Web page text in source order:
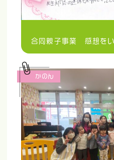
合同親子事業 感想をい
かのん